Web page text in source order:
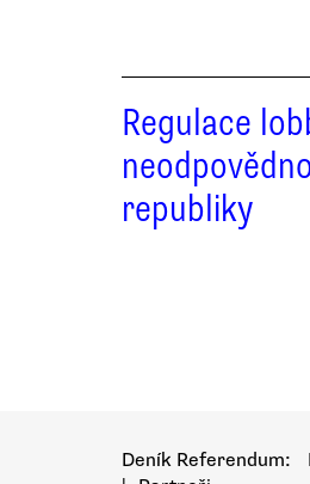
Regulace
republiky
Deník Referendum: